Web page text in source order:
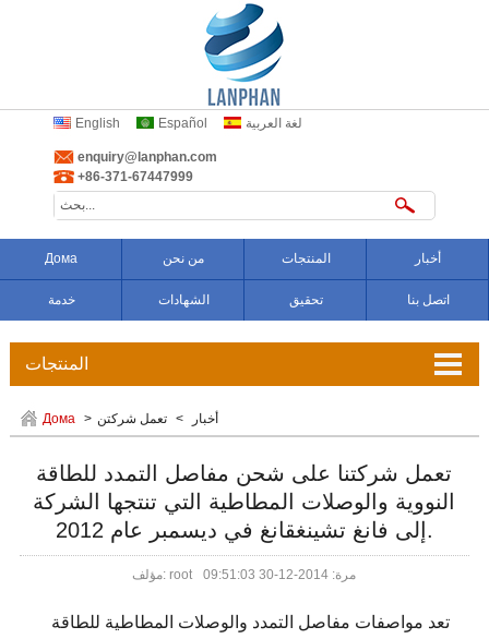
English Español لغة العربية
enquiry@lanphan.com
+86-371-67447999
Дома من نحن المنتجات أخبار
خدمة الشهادات تحقيق اتصل بنا
المنتجات
تعويض المموج
تجهيزات الصلب
غير المعدنية التوسع المشترك
المطاط أنبوب اصطف
Дома > أخبار > تعمل شركتن
تعمل شركتنا على شحن مفاصل التمدد للطاقة
النووية والوصلات المطاطية التي تنتجها الشركة
إلى فانغ تشينغقانغ في ديسمبر عام 2012.
مؤلف: root مرة: 2014-12-30 09:51:03
تعد مواصفات مفاصل التمدد والوصلات المطاطية للطاقة